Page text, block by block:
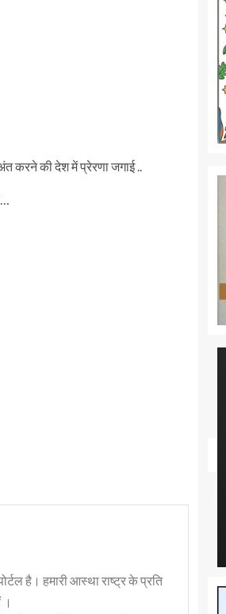
करने की देश में प्रेरणा जगाई ..
है। हमारी आस्था राष्ट्र के प्रति
।